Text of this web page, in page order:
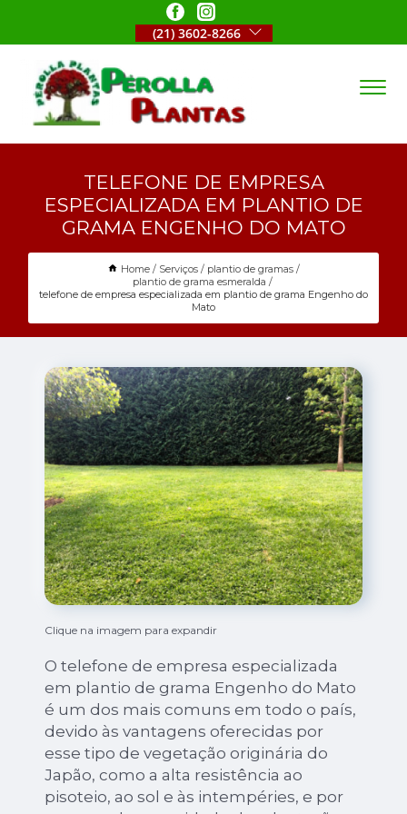
(21) 3602-8266
TELEFONE DE EMPRESA
ESPECIALIZADA EM PLANTIO DE
GRAMA ENGENHO DO MATO
Home Serviços
plantio de gramas
plantio de grama esmeralda
telefone de empresa especializada em plantio de grama Engenho do
Mato
Clique na imagem para expandir
O telefone de empresa especializada
em plantio de grama Engenho do Mato
é um dos mais comuns em todo o país,
devido às vantagens oferecidas por
esse tipo de vegetação originária do
Japão, como a alta resistência ao
pisoteio, ao sol e às intempéries, e por